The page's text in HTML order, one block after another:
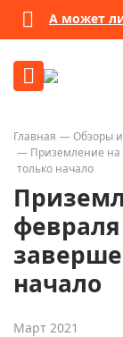
А может
Главная Обзоры
Приземление
только начало
начало
Март 2021